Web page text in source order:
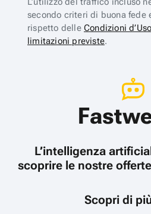
secondo criteri di buona fede
rispetto delle Condizioni
limitazioni previste.
L’intelligenza
scoprire le nostre
Scopri di